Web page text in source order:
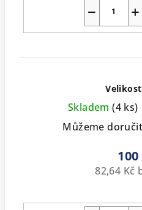
+
−
Skladem(4 ks)
Můžeme
100
82,64 Kč